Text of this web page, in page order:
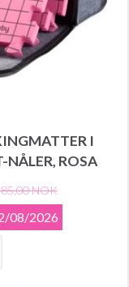
I
NÅLER, ROSA
NOK
08/2026